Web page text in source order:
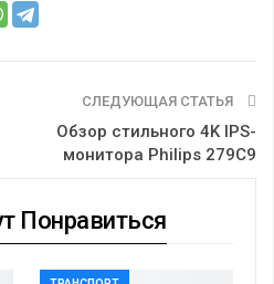
СЛЕДУЮЩАЯ СТАТЬЯ
Обзор стильного 4K IPS-
монитора Philips 279C9
Понравиться